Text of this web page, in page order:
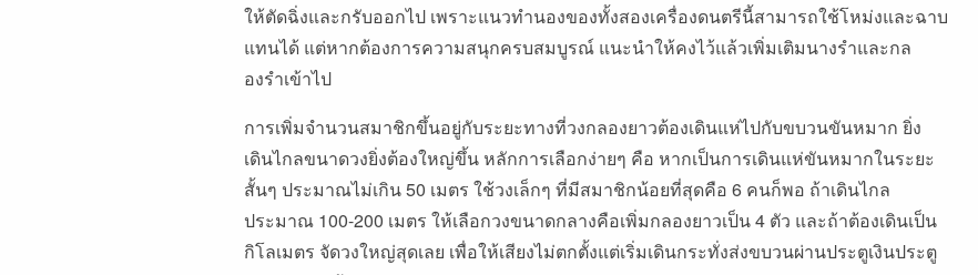
ให้ตัดฉิ่งและกรับออกไป เพราะแนวทํานองของทั้งสองเครื่องดนตรีนี้สามารถใช้โหม่งและฉาบ
แทนได้ แต่หากต้องการความสนุกครบสมบูรณ์ แนะนําให้คงไว้แล้วเพิ่มเติมนางรําและกล
องรําเข้าไป
การเพิ่มจํานวนสมาชิกขึ้นอยู่กับระยะทางที่วงกลองยาวต้องเดินแห่ไปกับขบวนขันหมาก ยิ่ง
เดินไกลขนาดวงยิ่งต้องใหญ่ขึ้น หลักการเลือกง่ายๆ คือ หากเป็นการเดินแห่ขันหมากในระยะ
สั้นๆ ประมาณไม่เกิน 50 เมตร ใช้วงเล็กๆ ที่มีสมาชิกน้อยที่สุดคือ 6 คนก็พอ ถ้าเดินไกล
ประมาณ 100-200 เมตร ให้เลือกวงขนาดกลางคือเพิ่มกลองยาวเป็น 4 ตัว และถ้าต้องเดินเป็น
กิโลเมตร จัดวงใหญ่สุดเลย เพื่อให้เสียงไม่ตกตั้งแต่เริ่มเดินกระทั่งส่งขบวนผ่านประตูเงินประตู